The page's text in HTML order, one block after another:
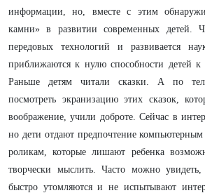
информации, но, вместе с этим
камни» в развитии современных детей.
передовых технологий и развивается
приближаются к нулю способности детей
Раньше детям читали сказки. А по
посмотреть экранизацию этих сказок,
воображение, учили доброте. Сейчас в
но дети отдают предпочтение
роликам, которые лишают ребенка
творчески мыслить. Часто можно
быстро утомляются и не испытывают